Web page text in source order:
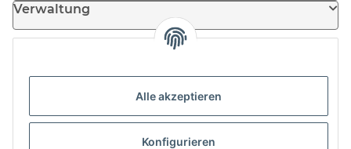
Alle akzeptieren
Konfigurieren
Verwaltung
News